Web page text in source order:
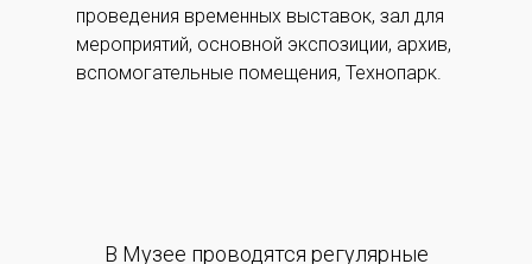
В Музее проводятся регулярные
проведения временных выставок, зал для
мероприятий, основной экспозиции, архив,
вспомогательные помещения, Технопарк.